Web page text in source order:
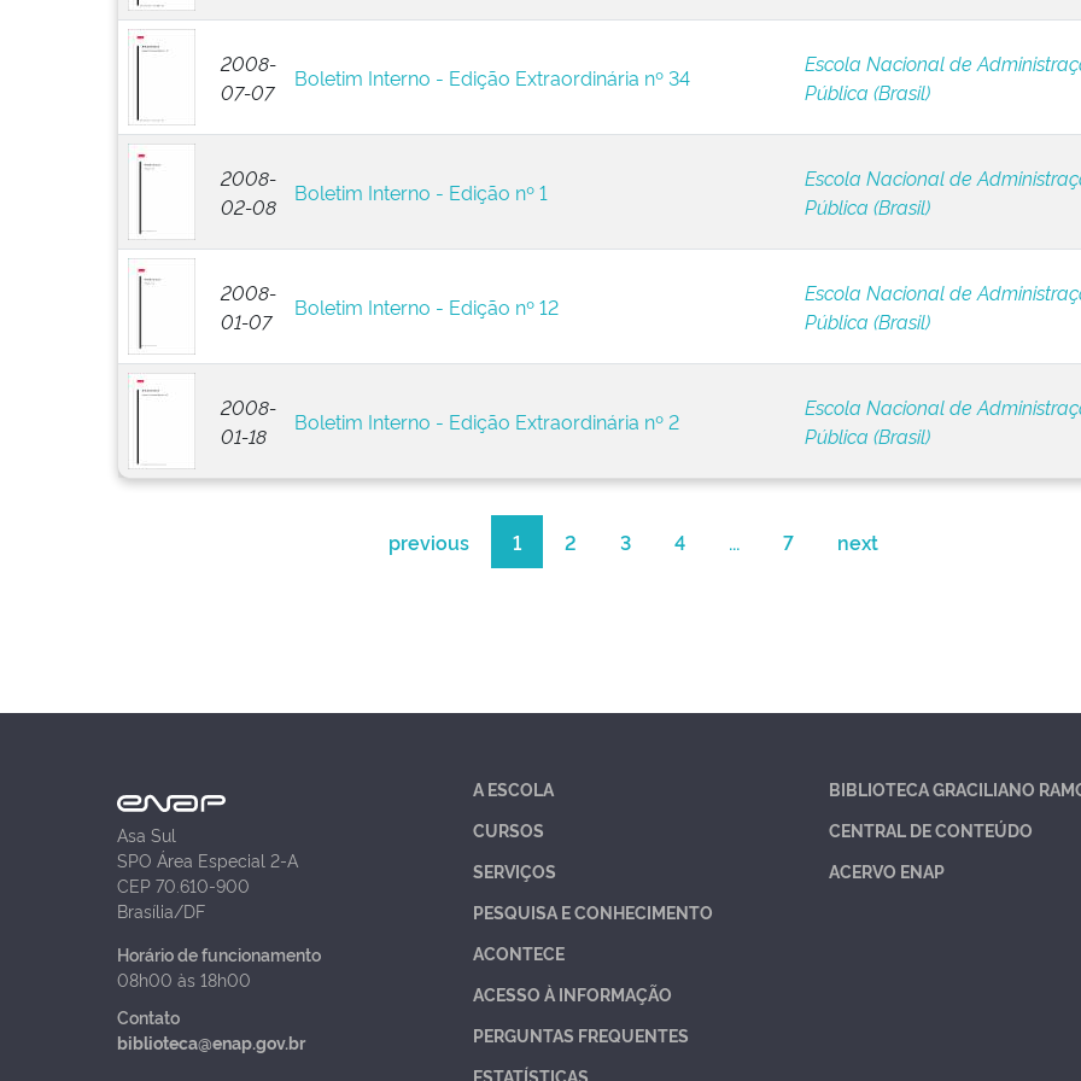
2008-
07-07
Boletim Interno - Edição Extraordinária nº 34
Escola Nacional de
Pública (Brasil)
2008-
02-08
Boletim Interno - Edição nº 1
Escola Nacional de
Pública (Brasil)
2008-
01-07
Boletim Interno - Edição nº 12
Escola Nacional de
Pública (Brasil)
2008-
01-18
Boletim Interno - Edição Extraordinária nº 2
Escola Nacional de
Pública (Brasil)
previous 1 2 3 4 ... 7 next
Asa Sul
SPO Área Especial 2-A
CEP 70.610-900
Brasília/DF
Horário de funcionamento
08h00 às 18h00
Contato
biblioteca@enap.gov.br
A ESCOLA
CURSOS
SERVIÇOS
PESQUISA E CONHECIMENTO
ACONTECE
ACESSO À INFORMAÇÃO
PERGUNTAS FREQUENTES
ESTATÍSTICAS
BIBLIOTECA GRACILIANO
CENTRAL DE CONTEÚDO
ACERVO ENAP